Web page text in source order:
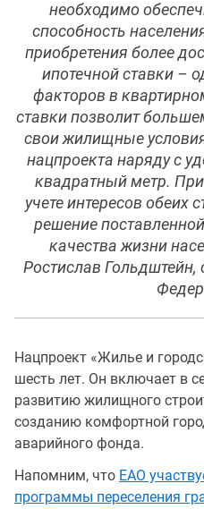
необходимо
способность
приобретения более
ипотечной ставки –
факторов в
ставки позволит
свои жилищные
нацпроекта наряду с
квадратный метр.
учете интересов обеих
решение
качества жизни
Ростислав Гольдштейн,
Нацпроект «Жилье и
шесть лет. Он включает в
развитию жилищного
созданию комфортной
аварийного фонда.
Напомним, что ЕАО
программы переселения